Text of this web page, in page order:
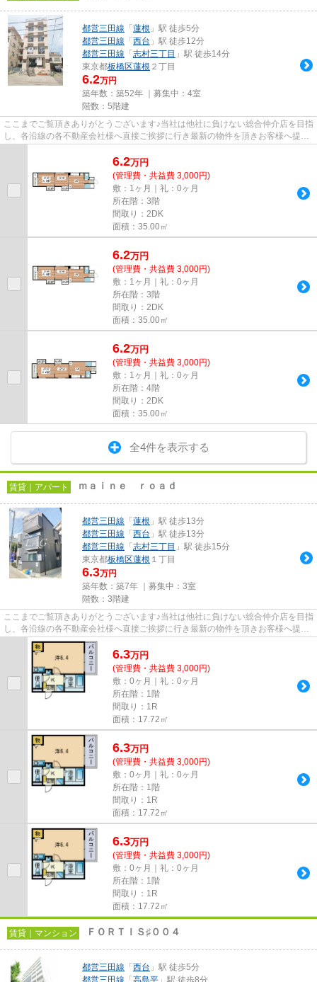
都営三田線 「 蓮根 」駅 徒歩5分
都営三田線 「 西台 」駅 徒歩12分
都営三田線 「 志村三丁目 」駅 徒歩14分
東京都板橋区蓮根 ２丁目
6.2万円
築年数：築52年 ｜募集中： 4室
階数：5階建
ここまでご覧頂きありがとうございます♪当社は他社に負けない総合仲介店を目指
し、各沿線の各不動産会社様へ直接ご挨拶に行き最新の物件を頂きお客様へ提供
6.2万円
(管理費・共益費 3,000円)
敷：1ヶ月｜礼：0ヶ月
所在階：3階
間取り：2DK
面積：35.00㎡
6.2万円
(管理費・共益費 3,000円)
敷：1ヶ月｜礼：0ヶ月
所在階：3階
間取り：2DK
面積：35.00㎡
6.2万円
(管理費・共益費 3,000円)
敷：1ヶ月｜礼：0ヶ月
所在階：4階
間取り：2DK
面積：35.00㎡
全4件を表示する
賃貸｜アパート ｍａｉｎｅ ｒｏａｄ
都営三田線 「 蓮根 」駅 徒歩13分
都営三田線 「 西台 」駅 徒歩13分
都営三田線 「 志村三丁目 」駅 徒歩15分
東京都板橋区蓮根 １丁目
6.3万円
築年数：築7年 ｜募集中： 3室
階数：3階建
ここまでご覧頂きありがとうございます♪当社は他社に負けない総合仲介店を目指
し、各沿線の各不動産会社様へ直接ご挨拶に行き最新の物件を頂きお客様へ提供
しております！最新の情報は...
6.3万円
(管理費・共益費 3,000円)
敷：0ヶ月｜礼：0ヶ月
所在階：1階
間取り：1R
面積：17.72㎡
6.3万円
(管理費・共益費 3,000円)
敷：0ヶ月｜礼：0ヶ月
所在階：1階
間取り：1R
面積：17.72㎡
6.3万円
(管理費・共益費 3,000円)
敷：0ヶ月｜礼：0ヶ月
所在階：1階
間取り：1R
面積：17.72㎡
賃貸｜マンション ＦＯＲＴＩＳ♯００４
都営三田線 「 西台 」駅 徒歩5分
都営三田線 「 高島平 」駅 徒歩8分